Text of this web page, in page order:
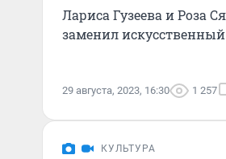
Лариса Гузеева и Роза
заменил
29 августа, 2023, 16:30 1 257
КУЛЬТУРА